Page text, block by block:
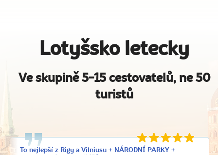
Lotyšsko letecky
Ve skupině 5-15 cestovatelů, ne 50
turistů
To nejlepší z Rigy a Vilniusu + NÁRODNÍ PARKY +